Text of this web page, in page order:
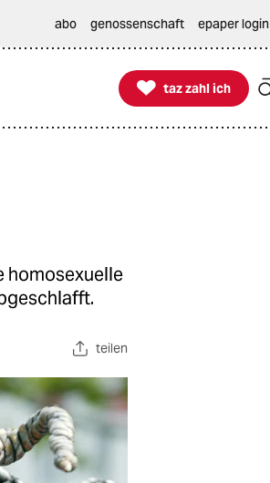
abo genossenschaft epaper login

taz zahl ich
taz zahl ich
homosexuelle
teilen